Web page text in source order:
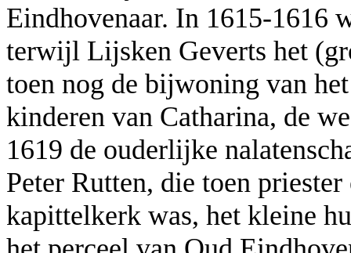
Eindhovenaar. In 1615-1616
terwijl Lijsken Geverts het
toen nog de bijwoning van
kinderen van Catharina, de
1619 de ouderlijke
Peter Rutten, die toen
kapittelkerk was, het kleine